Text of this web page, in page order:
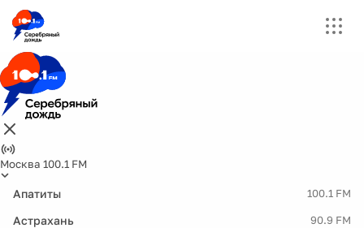
Москва 100.1 FM
Апатиты 100.1 FM
Астрахань 90.9 FM